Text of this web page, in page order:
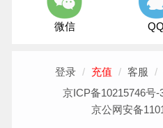
微信 QQ
登录 / 充值 / 客服 /
京ICP备10215746号
京公网安备